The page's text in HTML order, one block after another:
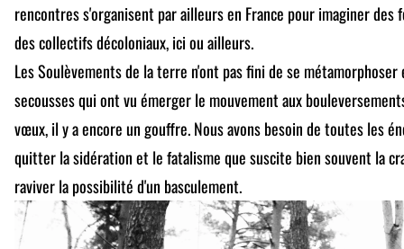
rencontres s'organisent par ailleurs en France pour imaginer des
des collectifs décoloniaux, ici ou ailleurs.
Les Soulèvements de la terre n'ont pas fini de se
secousses qui ont vu émerger le mouvement aux
vœux, il y a encore un gouffre. Nous avons besoin de toutes les
quitter la sidération et le fatalisme que suscite bien souvent la
raviver la possibilité d'un basculement.